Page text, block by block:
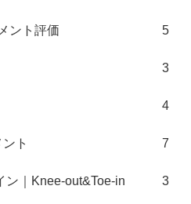
ント評価 5
3
4
ト 7
ン｜Knee-out&Toe-in 3